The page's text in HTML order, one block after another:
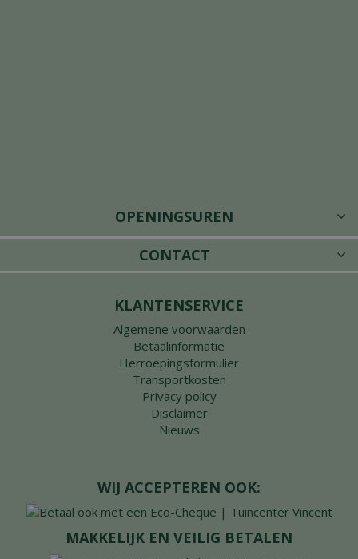
OPENINGSUREN
CONTACT
KLANTENSERVICE
Algemene voorwaarden
Betaalinformatie
Herroepingsformulier
Transportkosten
Privacy policy
Disclaimer
Nieuws
WIJ ACCEPTEREN OOK:
MAKKELIJK EN VEILIG BETALEN